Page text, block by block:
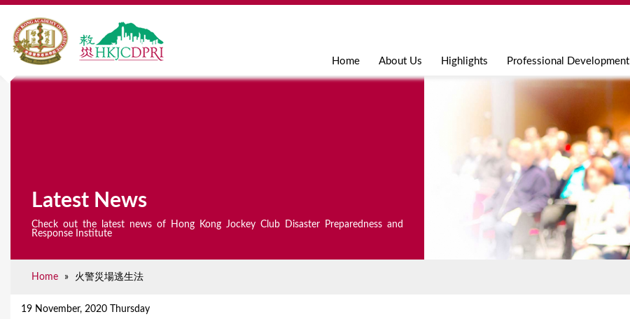
Jump to navigation
Home About Us Highlights Professional Development
Latest News
Check out the latest news of Hong Kong Jockey Club Disaster Preparedness and
Response Institute
Home » 火警災場逃生法
19 November, 2020 Thursday